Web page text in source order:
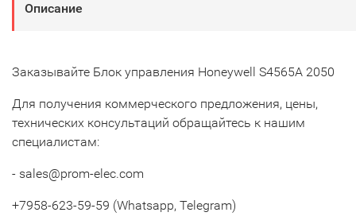
Описание
Заказывайте Блок управления Honeywell S4565A 2050
Для получения коммерческого предложения, цены,
технических консультаций обращайтесь к нашим
специалистам:
- sales@prom-elec.com
+7958-623-59-59 (Whatsapp, Telegram)